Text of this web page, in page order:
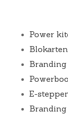
Power
Blokarten
E-